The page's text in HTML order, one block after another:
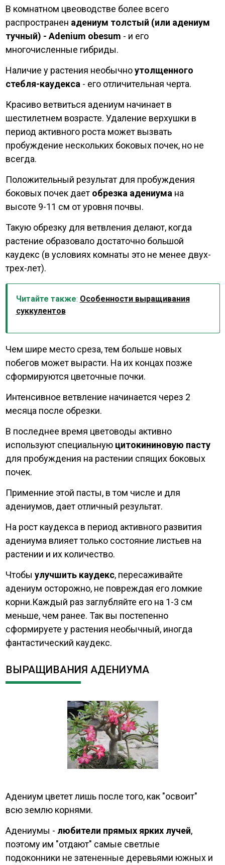
В комнатном цвеоводстве более всего
распространен адениум толстый (или адениум
тучный) - Adenium obesum - и его
многочисленные гибриды.
Наличие у растения необычноутолщенного
стебля-каудекса - его отличительная черта.
Красиво ветвиться адениум начинает в
шестилетнем возрасте. Удаление верхушки в
период активного роста может вызвать
пробуждение нескольких боковых почек, но не
всегда.
Положительный результат для пробуждения
боковых почек дает обрезка адениума на
высоте 9-11 см от уровня почвы.
Такую обрезку для ветвления делают, когда
растение образовало достаточно большой
каудекс (в условиях комнаты это не менее двух-
трех-лет).
Читайте также: Особенности выращивания
суккулентов
Чем шире место среза, тем больше новых
побегов может вырасти. На их концах позже
сформируются цветочные почки.
Интенсивное ветвление начинается через 2
месяца после обрезки.
В последнее время цветоводы активно
используют специальнуюцитокининовую пасту
для пробуждения на растении спящих боковых
почек.
Применние этой пасты, в том числе и для
адениумов, дает отличный результат.
На рост каудекса в период активного развития
адениума влияет только состояние листьев на
растении и их количество.
Чтобы улучшить каудекс, пересаживайте
адениум осторожно, не повреждая его ломкие
корни.Каждый раз заглубляйте его на 1-3 см
меньше, чем ранее. Так вы постепенно
сформируете у растения необычный, иногда
фантастический каудекс.
ВЫРАЩИВАНИЯ АДЕНИУМА
Адениум цветет лишь после того, как "освоит"
всю землю корнями.
Адениумы - любители прямых ярких лучей,
поэтому им "отдают" самые светлые
подоконники не затененные деревьями южных и